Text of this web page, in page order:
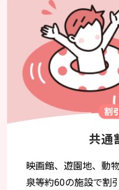
割
共通
映画館、遊園地、動
泉等約60の施設で割